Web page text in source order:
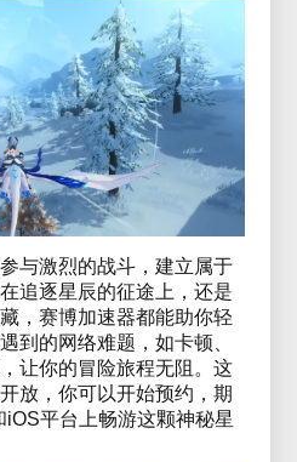
与激烈的战斗，建立属于
追逐星辰的征途上，还是
，赛博加速器都能助你轻
到的网络难题，如卡顿、
让你的冒险旅程无阻。这
放，你可以开始预约，期
平台上畅游这颗神秘星